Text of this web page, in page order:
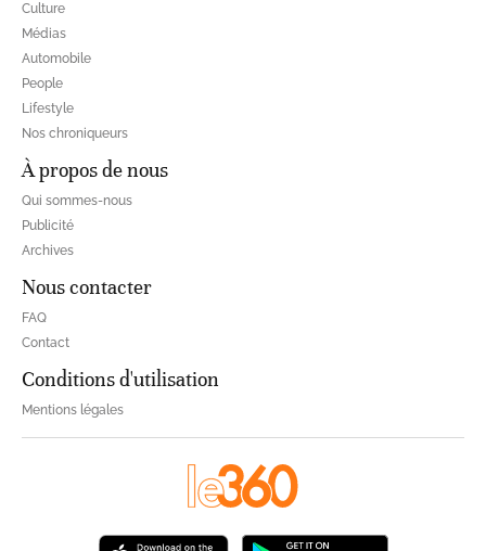
Culture
Médias
Automobile
People
Lifestyle
Nos chroniqueurs
À propos de nous
Qui sommes-nous
Publicité
Archives
Nous contacter
FAQ
Contact
Conditions d'utilisation
Mentions légales